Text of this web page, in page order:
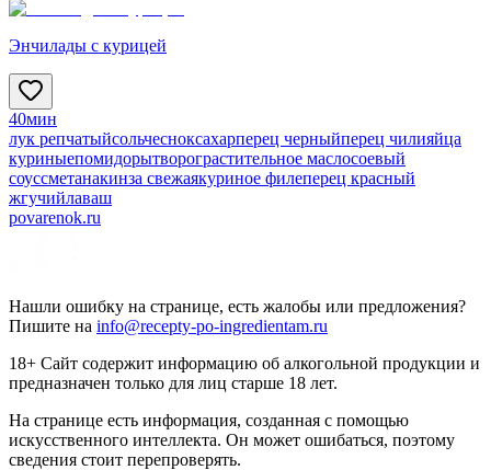
Энчилады с курицей
40мин
лук репчатыйсольчесноксахарперец черныйперец чилияйца
куриныепомидорытворограстительное маслосоевый
соуссметанакинза свежаякуриное филеперец красный
жгучийлаваш
povarenok.ru
Нашли ошибку на странице, есть жалобы или предложения?
Пишите на info@recepty-po-ingredientam.ru
18+ Сайт содержит информацию об алкогольной продукции и
предназначен только для лиц старше 18 лет.
На странице есть информация, созданная с помощью
искусственного интеллекта. Он может ошибаться, поэтому
сведения стоит перепроверять.